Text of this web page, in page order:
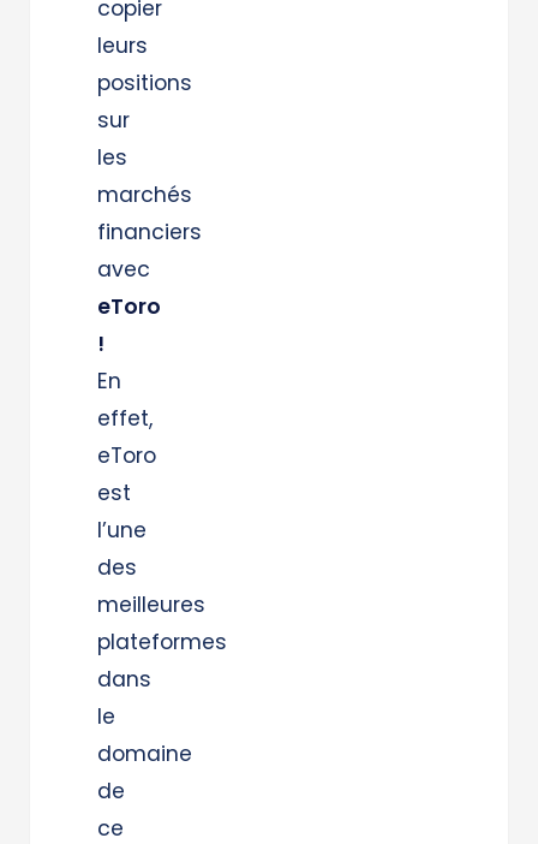
copier
leurs
positions
sur
les
marchés
financiers
avec
eToro
!
En
effet,
eToro
est
l’une
des
meilleures
plateformes
dans
le
domaine
de
ce